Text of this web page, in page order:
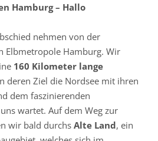
Hamburg – Hallo
nehmen von der
Elbmetropole Hamburg. Wir
160 Kilometer lange
deren Ziel die Nordsee mit ihren
dem faszinierenden
wartet. Auf dem Weg zur
wir bald durchs Alte Land, ein